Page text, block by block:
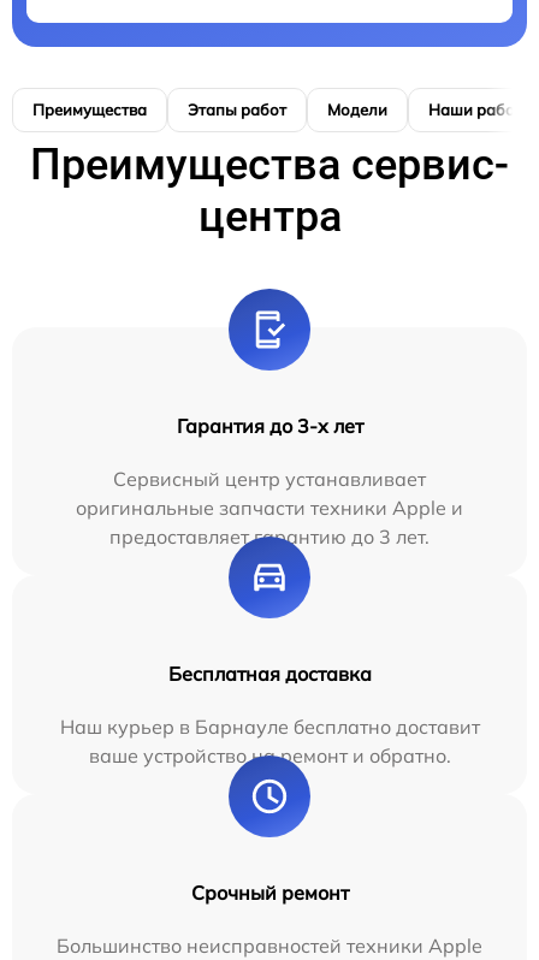
Преимущества Этапы работ Модели Наши работы
Преимущества сервис-
центра
Гарантия до 3-х лет
Сервисный центр устанавливает
оригинальные запчасти техники Apple и
предоставляет гарантию до 3 лет.
Бесплатная доставка
Наш курьер в Барнауле бесплатно доставит
ваше устройство на ремонт и обратно.
Срочный ремонт
Большинство неисправностей техники Apple